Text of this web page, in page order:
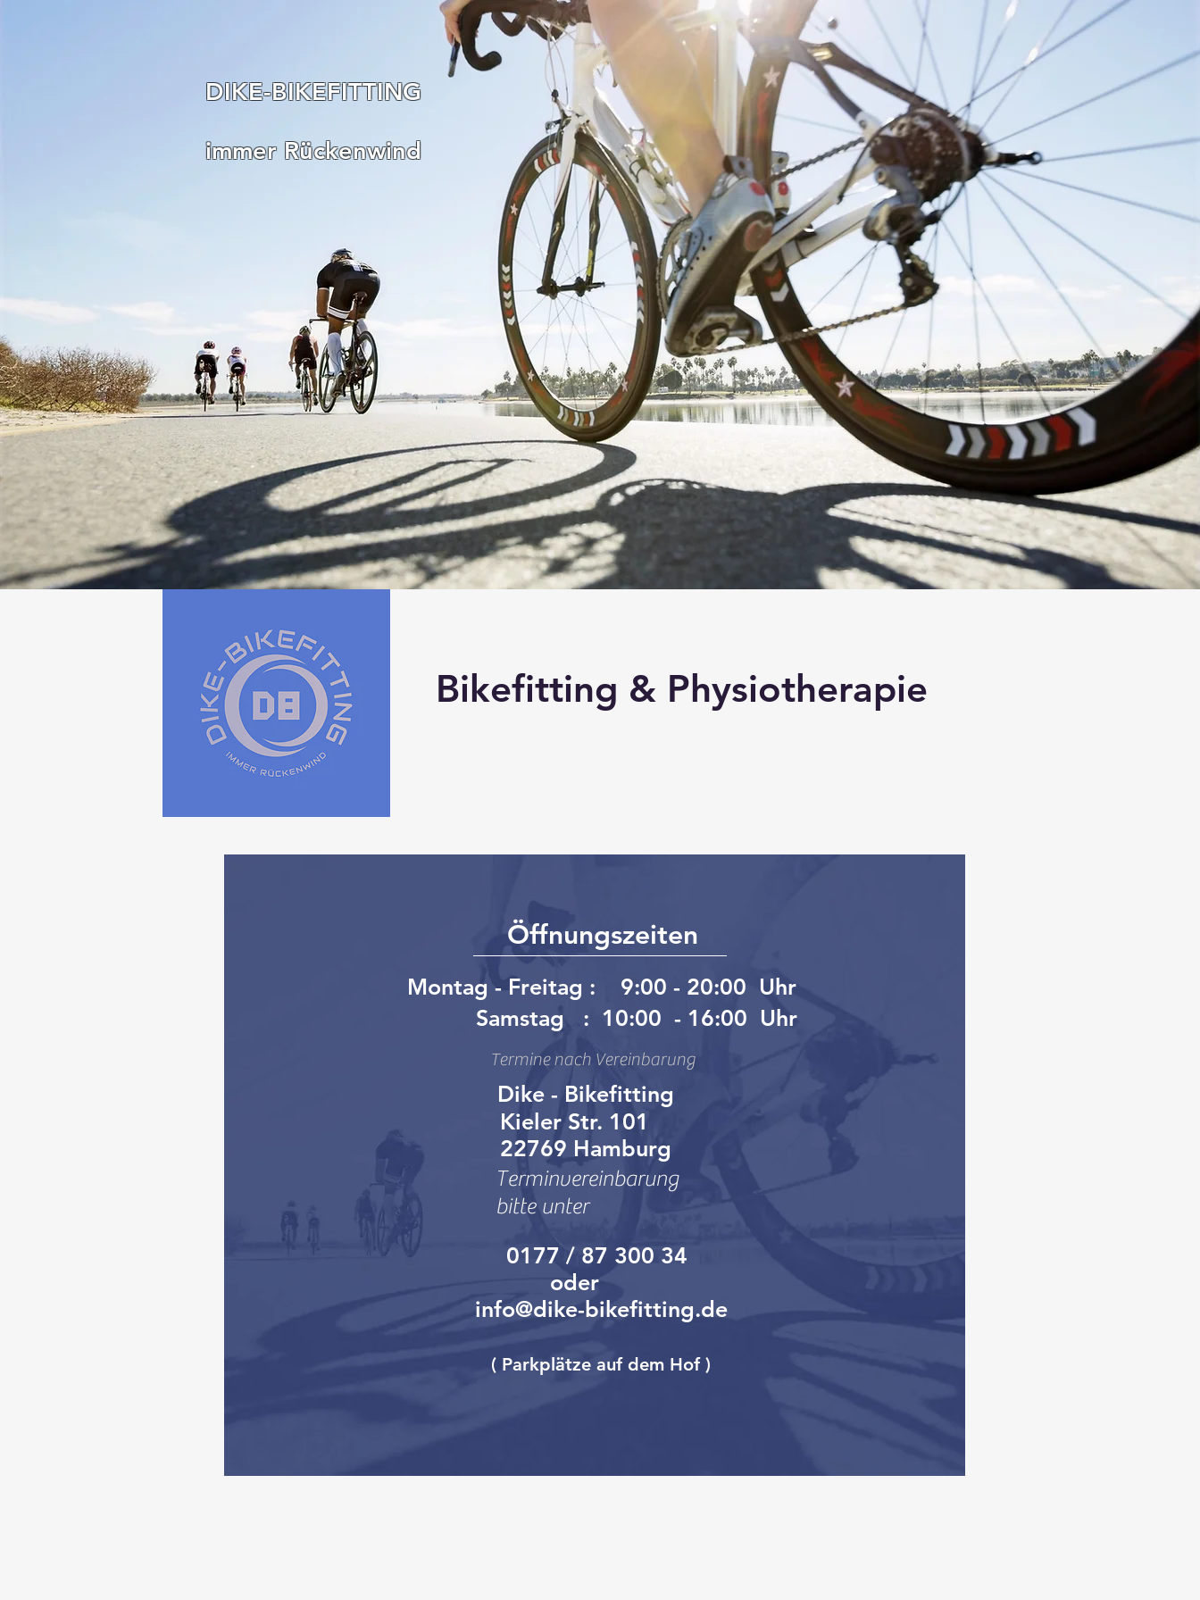
DIKE-BIKEFITTING
immer Rückenwind
Bikefitting & Physiotherapie
Öffnungszeiten
Montag - Freitag : 9:00 - 20:00 Uhr
Samstag : 10:00 - 16:00 Uhr
Termine nach Vereinbarung
Dike - Bikefitting
Kieler Str. 101
22769 Hamburg
0177 / 87 300 34
oder
info@dike-bikefitting.de
( Parkplätze auf dem Hof )
Terminvereinbarung
bitte unter